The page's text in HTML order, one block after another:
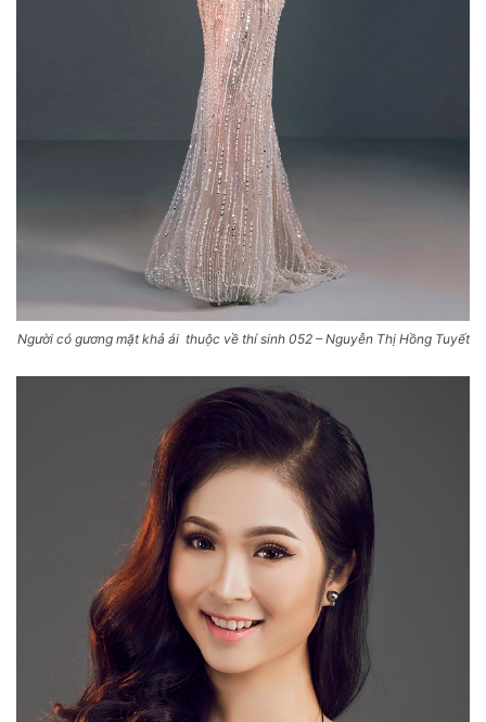
Người có gương mặt khả ái thuộc về thí sinh 052 – Nguyễn Thị Hồng Tuyết